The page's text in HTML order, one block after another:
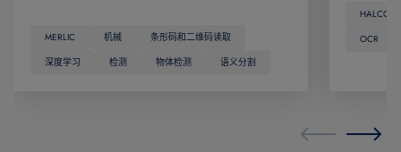
MERLIC 机械
条形码和二维码读取
深度学习
检测 物体检测 语义分割
HALCON
OCR